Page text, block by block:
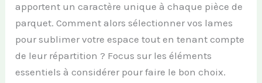
apportent un caractère unique à chaque pièce de
parquet. Comment alors sélectionner vos lames
pour sublimer votre espace tout en tenant compte
de leur répartition ? Focus sur les éléments
essentiels à considérer pour faire le bon choix.